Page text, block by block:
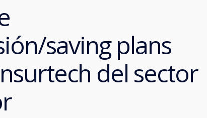
saving plans
del sector